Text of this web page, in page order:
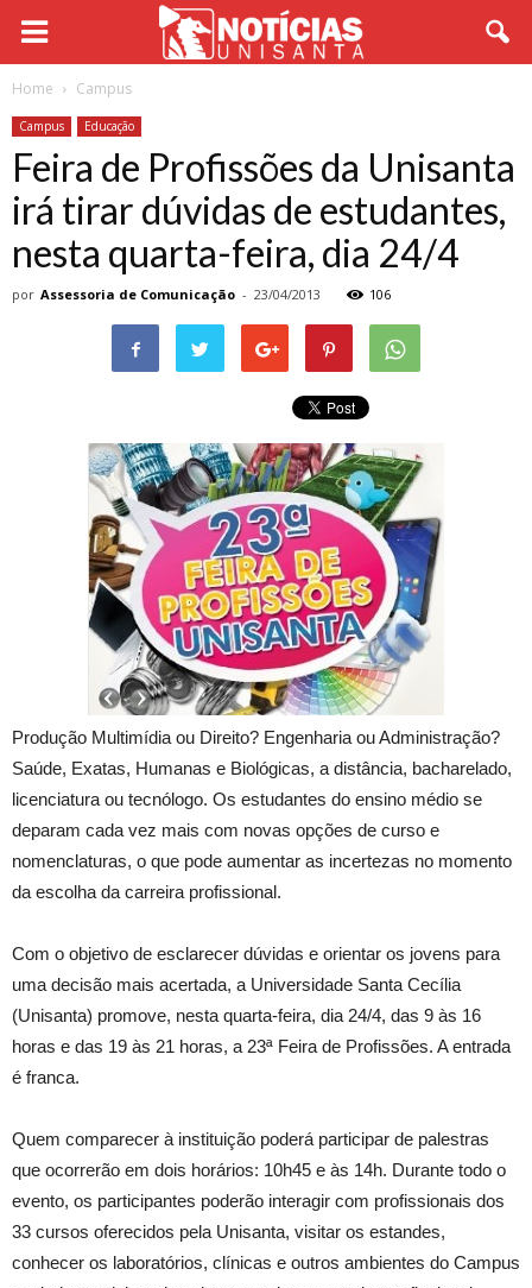
Home Campus
Campus Educação
Feira de Profissões da Unisanta
irá tirar dúvidas de estudantes,
nesta quarta-feira, dia 24/4
por Assessoria de Comunicação - 23/04/2013 106
Produção Multimídia ou Direito? Engenharia ou Administração?
Saúde, Exatas, Humanas e Biológicas, a distância, bacharelado,
licenciatura ou tecnólogo. Os estudantes do ensino médio se
deparam cada vez mais com novas opções de curso e
nomenclaturas, o que pode aumentar as incertezas no momento
da escolha da carreira profissional.
Com o objetivo de esclarecer dúvidas e orientar os jovens para
uma decisão mais acertada, a Universidade Santa Cecília
(Unisanta) promove, nesta quarta-feira, dia 24/4, das 9 às 16
horas e das 19 às 21 horas, a 23ª Feira de Profissões. A entrada
é franca.
Quem comparecer à instituição poderá participar de palestras
que ocorrerão em dois horários: 10h45 e às 14h. Durante todo o
evento, os participantes poderão interagir com profissionais dos
33 cursos oferecidos pela Unisanta, visitar os estandes,
conhecer os laboratórios, clínicas e outros ambientes do Campus